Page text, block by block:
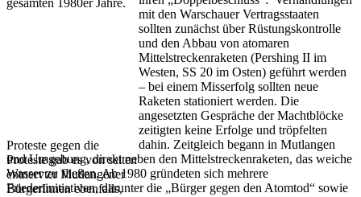
Proteste gegen die
Proteste gab es von seiten
entnervter Mutlangener
BürgerInnen ebenfalls,
mit den Warschauer Vertragsstaaten
sollten zunächst über Rüstungskontrolle
und den Abbau von atomaren
Mittelstreckenraketen (Pershing II im
Westen, SS 20 im Osten) geführt werden
– bei einem Misserfolg sollten neue
Raketen stationiert werden. Die
angesetzten Gespräche der Machtblöcke
zeitigten keine Erfolge und tröpfelten
dahin. Zeitgleich begann in Mutlangen
und Umgebung, direkt neben den Mittelstreckenraketen, das weiche
Wasser zu fließen. Ab 1980 gründeten sich mehrere
Friedeninitiativen, darunter die „Bürger gegen den Atomtod“ sowie